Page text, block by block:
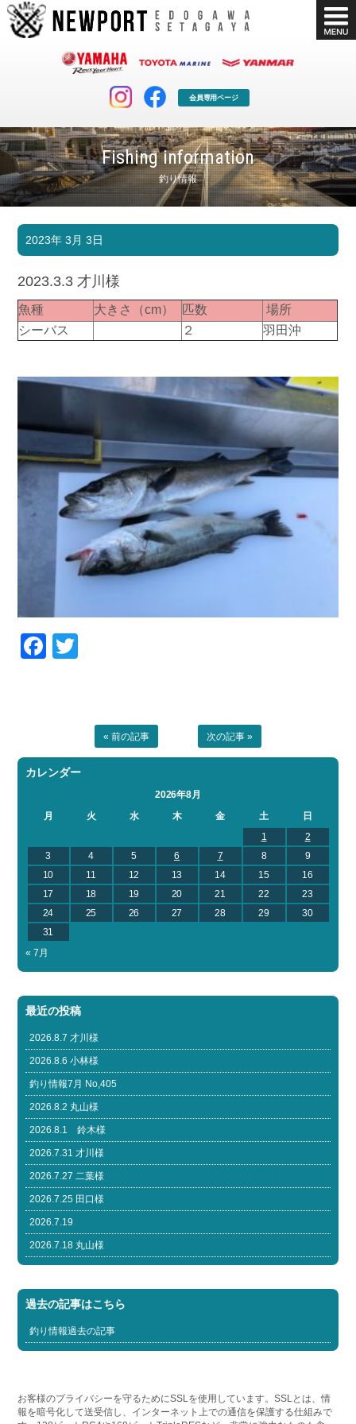
会員専用ページ
Fishing information
釣り情報
マリンクラブ
マリンライフを堪能したい！
ボート販売
ボート免許
長年の実績と信頼！
店舗情報
Shop Info.
公式ブログ
Blog
Contact us Company
Recruit Link
2023年 3月 3日
2023.3.3 才川様
魚種 大きさ（cm） 匹数
場所
シーバス
２ 羽田沖
Facebook
« 前の記事 次の記事 »
カレンダー
2026年8月
月
火 水 木 金 土
日
1
2
3
4 5 6 7 8
9
10
11 12 13 14 15
16
17
18 19 20 21 22
23
24
25 26 27 28 29
30
31
« 7月
最近の投稿
2026.8.7 才川様
2026.8.6 小林様
釣り情報7月 No,405
2026.8.2 丸山様
2026.8.1 鈴木様
2026.7.31 才川様
2026.7.27 二葉様
2026.7.25 田口様
2026.7.19
2026.7.18 丸山様
過去の記事はこちら
釣り情報過去の記事
お客様のプライバシーを守るためにSSLを使用しています。SSLとは、情
報を暗号化して送受信し、インターネット上での通信を保護する仕組みで